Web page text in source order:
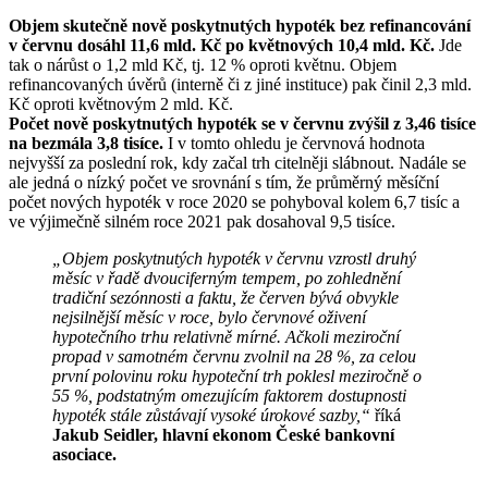
Objem skutečně nově poskytnutých hypoték bez refinancování
v červnu dosáhl 11,6 mld. Kč po květnových 10,4 mld. Kč. Jde
tak o nárůst o 1,2 mld Kč, tj. 12 % oproti květnu. Objem
refinancovaných úvěrů (interně či z jiné instituce) pak činil 2,3 mld.
Kč oproti květnovým 2 mld. Kč.
Počet nově poskytnutých hypoték se v červnu zvýšil z 3,46 tisíce
na bezmála 3,8 tisíce. I v tomto ohledu je červnová hodnota
nejvyšší za poslední rok, kdy začal trh citelněji slábnout. Nadále se
ale jedná o nízký počet ve srovnání s tím, že průměrný měsíční
počet nových hypoték v roce 2020 se pohyboval kolem 6,7 tisíc a
ve výjimečně silném roce 2021 pak dosahoval 9,5 tisíce.
„Objem poskytnutých hypoték v červnu vzrostl druhý
měsíc v řadě dvouciferným tempem, po zohlednění
tradiční sezónnosti a faktu, že červen bývá obvykle
nejsilnější měsíc v roce, bylo červnové oživení
hypotečního trhu relativně mírné. Ačkoli meziroční
propad v samotném červnu zvolnil na 28 %, za celou
první polovinu roku hypoteční trh poklesl meziročně o
55 %, podstatným omezujícím faktorem dostupnosti
hypoték stále zůstávají vysoké úrokové sazby,“ říká
Jakub Seidler, hlavní ekonom České bankovní
asociace.